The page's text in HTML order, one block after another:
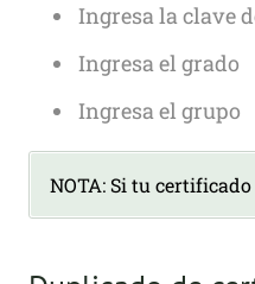
Ingresa la clave
Ingresa el grado
Ingresa el grupo
NOTA: Si tu